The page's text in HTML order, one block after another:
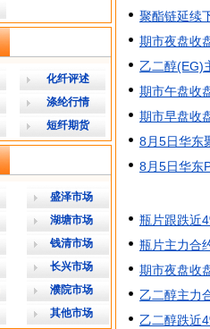
化纤评述
涤纶行情
短纤期货
盛泽市场
湖塘市场
钱清市场
长兴市场
濮院市场
其他市场
聚酯链延续
期市夜盘收
乙二醇(EG)
期市午盘收
期市早盘收
8月5日华东
8月5日华东
瓶片跟跌近
瓶片主力合
期市夜盘收
乙二醇主力
乙二醇跌近